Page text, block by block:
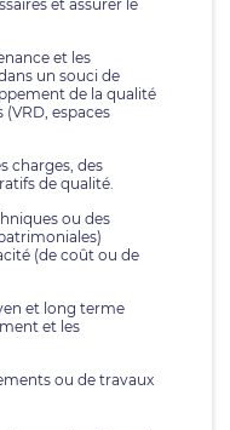
et assurer le
et les
un souci de
de la qualité
espaces
charges, des
de qualité.
ou des
(de coût ou de
et long terme
et les
ou de travaux